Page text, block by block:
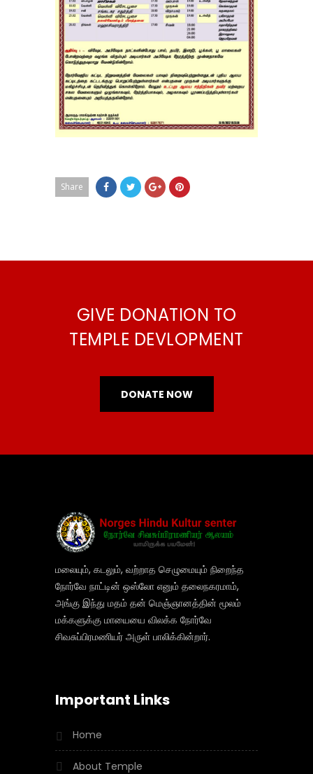
Share
GIVE DONATION TO
TEMPLE DEVLOPMENT
DONATE NOW
மலையும், கடலும், வற்றாத செழுமையும் நிறைந்த
நோர்வே நாட்டின் ஒஸ்லோ எனும் தலைநகரமாம்,
அங்கு இந்து மதம் தன் மெஞ்ஞானத்தின் மூலம்
மக்களுக்கு மாயையை விலக்க நோர்வே
சிவசுப்பிரமணியர் அருள் பாலிக்கின்றார்.
Important Links
Home
About Temple